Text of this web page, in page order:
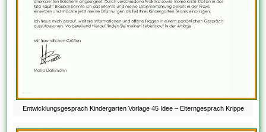
Entwicklungsgesprach Kindergarten Vorlage 45 Idee – Elterngesprach Krippe